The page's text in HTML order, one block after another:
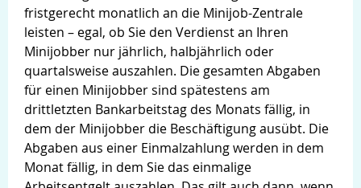
fristgerecht monatlich an die Minijob-Zentrale
leisten – egal, ob Sie den Verdienst an Ihren
Minijobber nur jährlich, halbjährlich oder
quartalsweise auszahlen. Die gesamten Abgaben
für einen Minijobber sind spätestens am
drittletzten Bankarbeitstag des Monats fällig, in
dem der Minijobber die Beschäftigung ausübt. Die
Abgaben aus einer Einmalzahlung werden in dem
Monat fällig, in dem Sie das einmalige